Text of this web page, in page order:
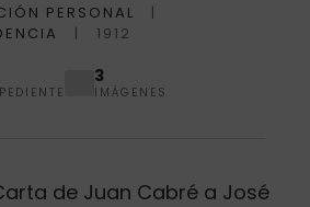
PERSONAL
1912
3
IMÁGENES
de Juan Cabré a José